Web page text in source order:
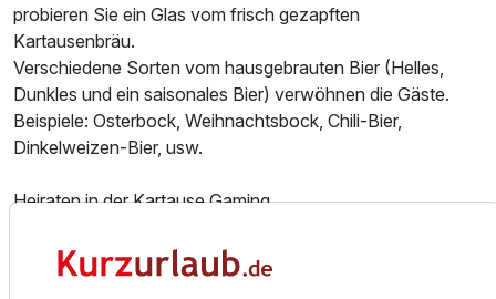
probieren Sie ein Glas vom frisch gezapften
Kartausenbräu.
Verschiedene Sorten vom hausgebrauten Bier (Helles,
Dunkles und ein saisonales Bier) verwöhnen die Gäste.
Beispiele: Osterbock, Weihnachtsbock, Chili-Bier,
Dinkelweizen-Bier, usw.
Heiraten in der Kartause Gaming
Sie sind auf der Suche nach der perfekten Location für
Ihre Hochzeit – besuchen Sie die Kartause Gaming.